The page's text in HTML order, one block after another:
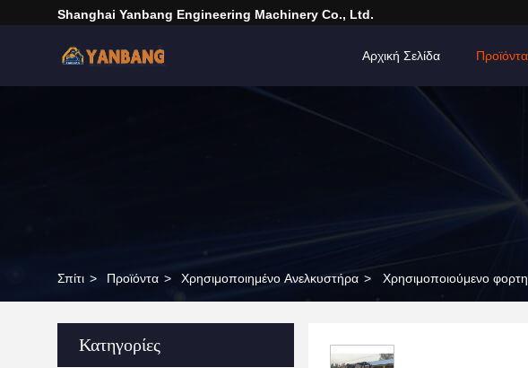
Shanghai Yanbang Engineering Machinery Co., Ltd.
Αρχική Σελίδα Προϊόντα
Σπίτι > Προϊόντα > Χρησιμοποιημένο Ανελκυστήρα > Χρησιμοποιούμενο
Κατηγορίες